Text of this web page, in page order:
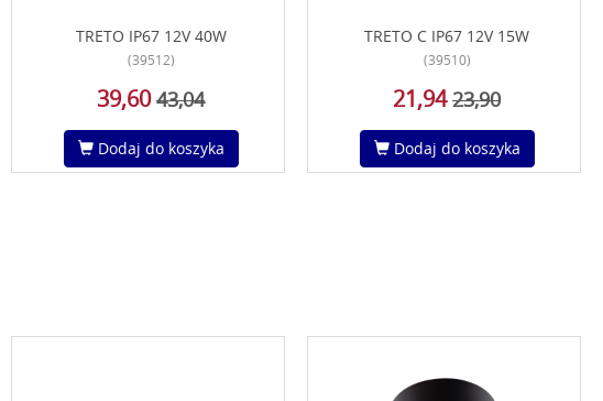
TRETO IP67 12V 40W
(39512)
39,60 43,04
Dodaj do koszyka
TRETO C IP67 12V 15W
(39510)
21,94 23,90
Dodaj do koszyka